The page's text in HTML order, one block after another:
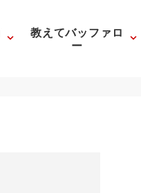
教えてバッファロ
ー